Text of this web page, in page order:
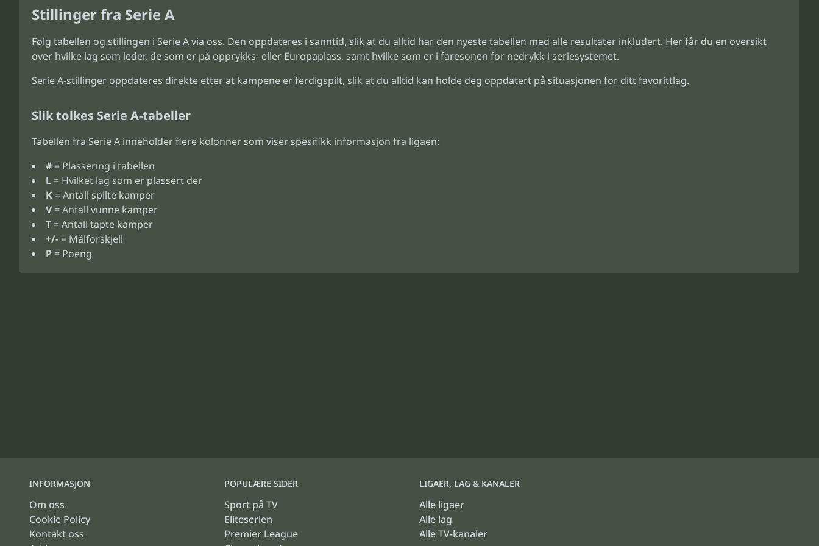
Stillinger fra Serie A
Følg tabellen og stillingen i Serie A via oss. Den oppdateres i sanntid, slik at du alltid har den nyeste tabellen med alle resultater inkludert. Her får du en oversikt
over hvilke lag som leder, de som er på opprykks- eller Europaplass, samt hvilke som er i faresonen for nedrykk i seriesystemet.
Serie A-stillinger oppdateres direkte etter at kampene er ferdigspilt, slik at du alltid kan holde deg oppdatert på situasjonen for ditt favorittlag.
Slik tolkes Serie A-tabeller
Tabellen fra Serie A inneholder flere kolonner som viser spesifikk informasjon fra ligaen:
# = Plassering i tabellen
L = Hvilket lag som er plassert der
K = Antall spilte kamper
V = Antall vunne kamper
T = Antall tapte kamper
+/- = Målforskjell
P = Poeng
INFORMASJON
Om oss
Cookie Policy
Kontakt oss
POPULÆRE SIDER
Sport på TV
Eliteserien
Premier League
LIGAER, LAG & KANALER
Alle ligaer
Alle lag
Alle TV-kanaler